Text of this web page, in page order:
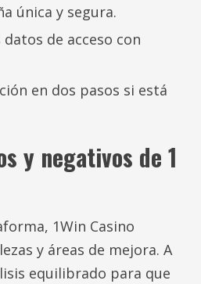
única y segura.
de acceso con
en dos pasos si está
y negativos de 1
1Win Casino
y áreas de mejora. A
equilibrado para que